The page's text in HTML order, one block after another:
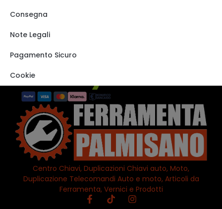
Centro Chiavi, Duplicazioni Chiavi auto, Moto,
Duplicazione Telecomandi Auto e moto, Articoli da
Ferramenta, Vernici e Prodotti
Consegna
Note Legali
Pagamento Sicuro
Cookie
VISITA IL NOSTRO